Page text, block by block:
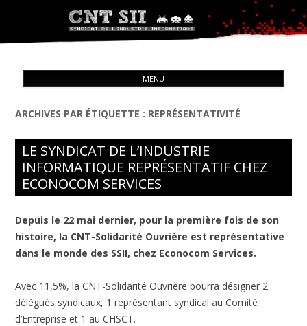
CNT – Solidarité Ouvrière
MENU
ARCHIVES PAR ÉTIQUETTE : REPRÉSENTATIVITÉ
LE SYNDICAT DE L’INDUSTRIE
INFORMATIQUE REPRÉSENTATIF CHEZ
ECONOCOM SERVICES
Depuis le 22 mai dernier, pour la première fois de son
histoire, la CNT-Solidarité Ouvrière est représentative
dans le monde des SSII, chez Econocom Services.
Avec 11,5%, la CNT-Solidarité Ouvrière pourra désigner 2
délégués syndicaux, 1 représentant syndical au Comité
d’Entreprise et 1 au CHSCT.